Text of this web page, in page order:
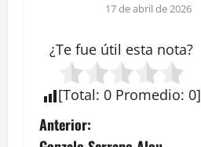
17 de abril de 2026
¿Te fue útil esta nota?
[Total: 0 Promedio: 0]
N
Anterior: